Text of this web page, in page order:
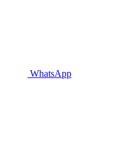
WhatsApp